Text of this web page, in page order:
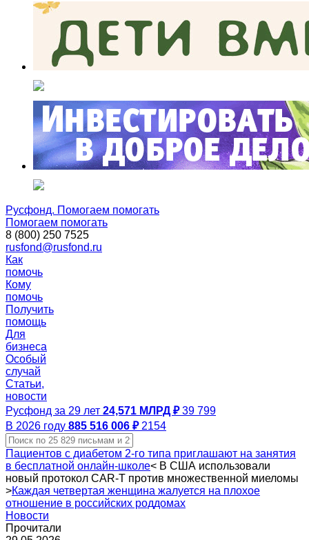
Русфонд. Помогаем помогать
Помогаем помогать
8 (800) 250 7525
rusfond@rusfond.ru
Как
помочь
Кому
помочь
Получить
помощь
Для
бизнеса
Особый
случай
Статьи,
новости
Русфонд за 29 лет 24,571 МЛРД ₽ 39 799
В 2026 году 885 516 006 ₽ 2154
Пациентов с диабетом 2‑го типа приглашают на занятия
в бесплатной онлайн-школе< В США использовали
новый протокол CAR-T против множественной миеломы
>Каждая четвертая женщина жалуется на плохое
отношение в российских роддомах
Новости
Прочитали